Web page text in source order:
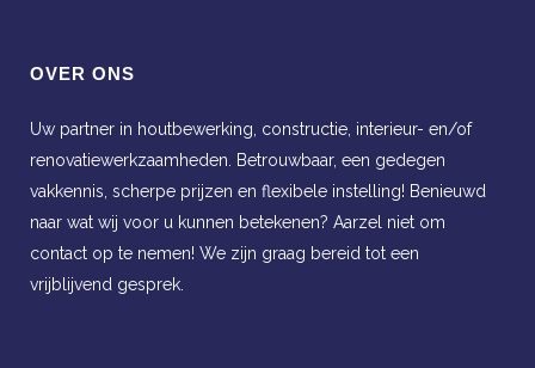
OVER ONS
Uw partner in houtbewerking, constructie, interieur- en/of
renovatiewerkzaamheden. Betrouwbaar, een gedegen
vakkennis, scherpe prijzen en flexibele instelling! Benieuwd
naar wat wij voor u kunnen betekenen? Aarzel niet om
contact op te nemen! We zijn graag bereid tot een
vrijblijvend gesprek.